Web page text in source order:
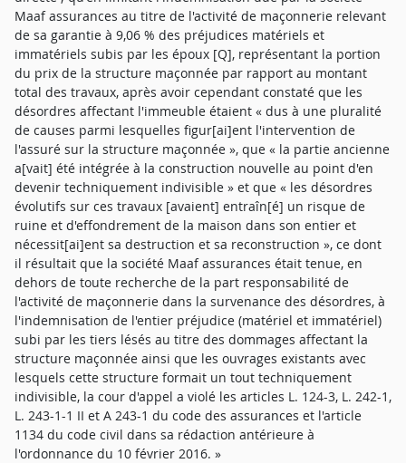
Maaf assurances au titre de l'activité de maçonnerie relevant
de sa garantie à 9,06 % des préjudices matériels et
immatériels subis par les époux [Q], représentant la portion
du prix de la structure maçonnée par rapport au montant
total des travaux, après avoir cependant constaté que les
désordres affectant l'immeuble étaient « dus à une pluralité
de causes parmi lesquelles figur[ai]ent l'intervention de
l'assuré sur la structure maçonnée », que « la partie ancienne
a[vait] été intégrée à la construction nouvelle au point d'en
devenir techniquement indivisible » et que « les désordres
évolutifs sur ces travaux [avaient] entraîn[é] un risque de
ruine et d'effondrement de la maison dans son entier et
nécessit[ai]ent sa destruction et sa reconstruction », ce dont
il résultait que la société Maaf assurances était tenue, en
dehors de toute recherche de la part responsabilité de
l'activité de maçonnerie dans la survenance des désordres, à
l'indemnisation de l'entier préjudice (matériel et immatériel)
subi par les tiers lésés au titre des dommages affectant la
structure maçonnée ainsi que les ouvrages existants avec
lesquels cette structure formait un tout techniquement
indivisible, la cour d'appel a violé les articles L. 124-3, L. 242-1,
L. 243-1-1 II et A 243-1 du code des assurances et l'article
1134 du code civil dans sa rédaction antérieure à
l'ordonnance du 10 février 2016. »